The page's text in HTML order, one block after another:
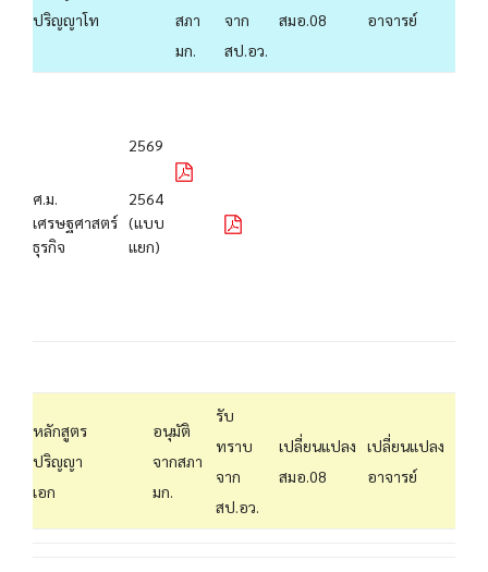
ปริญญาโท
สภา
มก.
จาก
สป.อว.
สมอ.08
อาจารย์
ศ.ม.
เศรษฐศาสตร์
ธุรกิจ
2569
2564
(แบบ
แยก)
หลักสูตร
ปริญญา
เอก
อนุมัติ
จากสภา
มก.
รับ
ทราบ
จาก
สป.อว.
เปลี่ยนแปลง
สมอ.08
เปลี่ยนแปลง
อาจารย์